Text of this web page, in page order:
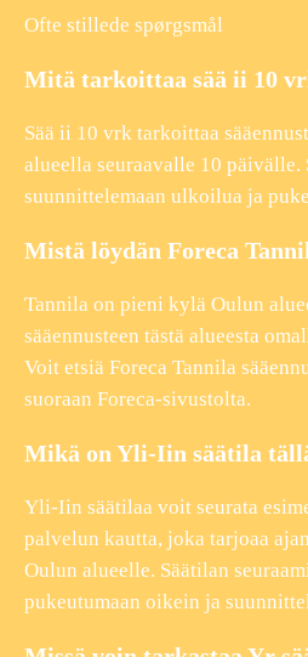
Ofte stillede spørgsmål
Mitä tarkoittaa sää ii 10
Sää ii 10 vrk tarkoittaa
alueella seuraavalle 10 päivälle.
suunnittelemaan ulkoilua ja
Mistä löydän Foreca
Tannila on pieni kylä Oulun
sääennusteen tästä alueesta
Voit etsiä Foreca Tannila
suoraan Foreca-sivustolta.
Mikä on Yli-Iin säätila
Yli-Iin säätilaa voit seurata
palvelun kautta, joka tarjoaa
Oulun alueelle. Säätilan
pukeutumaan oikein ja